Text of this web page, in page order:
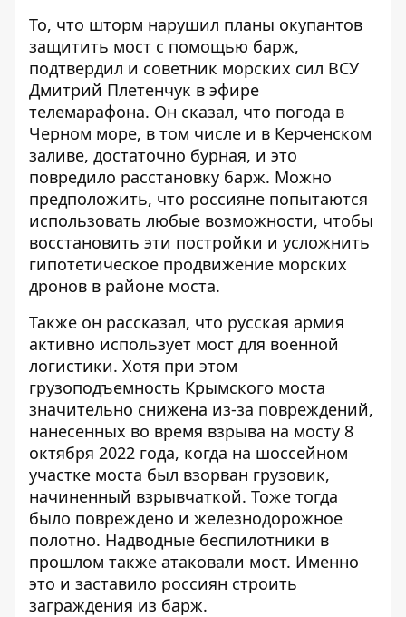
То, что шторм нарушил планы окупантов
защитить мост с помощью барж,
подтвердил и советник морских сил ВСУ
Дмитрий Плетенчук в эфире
телемарафона. Он сказал, что погода в
Черном море, в том числе и в Керченском
заливе, достаточно бурная, и это
повредило расстановку барж. Можно
предположить, что россияне попытаются
использовать любые возможности, чтобы
восстановить эти постройки и усложнить
гипотетическое продвижение морских
дронов в районе моста.
Также он рассказал, что русская армия
активно использует мост для военной
логистики. Хотя при этом
грузоподъемность Крымского моста
значительно снижена из-за повреждений,
нанесенных во время взрыва на мосту 8
октября 2022 года, когда на шоссейном
участке моста был взорван грузовик,
начиненный взрывчаткой. Тоже тогда
было повреждено и железнодорожное
полотно. Надводные беспилотники в
прошлом также атаковали мост. Именно
это и заставило россиян строить
заграждения из барж.